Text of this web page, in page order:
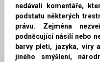
nedávali komentáře,
podstatu některých
právu. Zejména
podněcující násilí nebo
barvy pleti, jazyka, víry
jiného smýšlení,